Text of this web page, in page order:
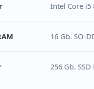
Intel Core i5
16 Gb. SO-
256 Gb. SSD